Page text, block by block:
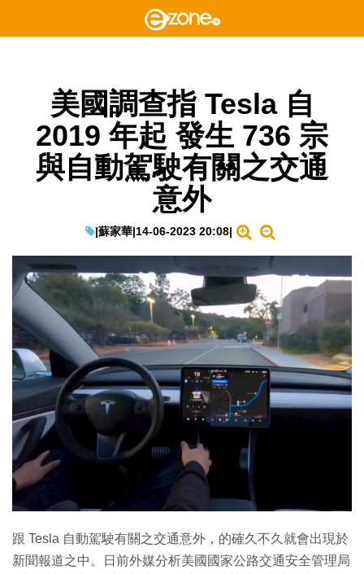
美國調查指 Tesla 自
2019 年起 發生 736 宗
與自動駕駛有關之交通
意外
|蘇家華|14-06-2023 20:08|
跟 Tesla 自動駕駛有關之交通意外，的確久不久就會出現於
新聞報道之中。日前外媒分析美國國家公路交通安全管理局